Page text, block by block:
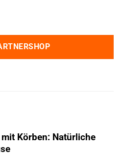
Körben: Natürliche